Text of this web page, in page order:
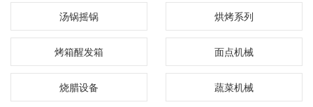
汤锅摇锅 烘烤系列
烤箱醒发箱 面点机械
烧腊设备 蔬菜机械